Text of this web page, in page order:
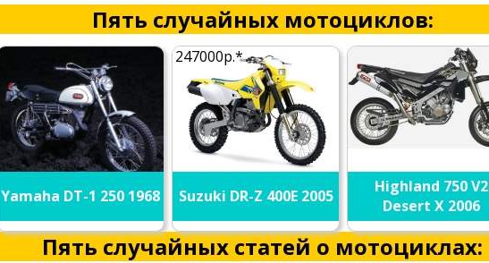
Пять случайных мотоциклов:
Yamaha DT-1 250 1968
247000р.*
Suzuki DR-Z 400E 2005
Highland 750 V2
Desert X 2006
Пять случайных статей о мотоциклах: